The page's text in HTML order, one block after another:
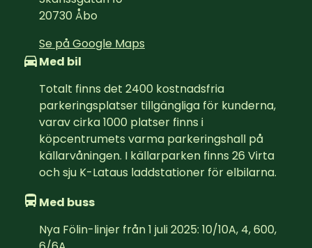
20730 Åbo
Se på Google Maps
Med bil
Totalt finns det 2400 kostnadsfria
parkeringsplatser tillgängliga för kunderna,
varav cirka 1000 platser finns i
köpcentrumets varma parkeringshall på
källarvåningen. I källarparken finns 26 Virta
och sju K-Lataus laddstationer för elbilarna.
Med buss
Nya Fölin-linjer från 1 juli 2025: 10/10A, 4, 600,